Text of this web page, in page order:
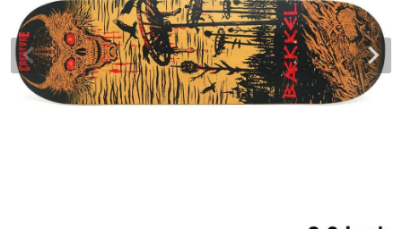
7.7inch
7.8inch
7.9inch
7.8inch
7.9inch
8.0inch
56mm
57mm
58mm
ボーンズ XF（エックスフォーミュラ）
ボーンズ STF（エスティーエフ）
ベアリング
デッキテープ
ボルト
24cm
24.5cm
25cm
インソール
シューレース・その他
トレーナー・セーター
パンツ
ショーツ
ブランド紹介
INFO
スケートパーク情報
求人情報
プライバシーポリシー
特定商取引法に基づく表記